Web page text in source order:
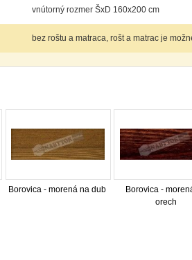
vnútorný rozmer ŠxD 160x200 cm
bez roštu a matraca, rošt a matrac je
Borovica - morená na dub
Borovica -
orech